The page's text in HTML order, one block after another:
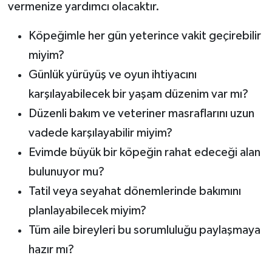
vermenize yardımcı olacaktır.
Köpeğimle her gün yeterince vakit geçirebilir
miyim?
Günlük yürüyüş ve oyun ihtiyacını
karşılayabilecek bir yaşam düzenim var mı?
Düzenli bakım ve veteriner masraflarını uzun
vadede karşılayabilir miyim?
Evimde büyük bir köpeğin rahat edeceği alan
bulunuyor mu?
Tatil veya seyahat dönemlerinde bakımını
planlayabilecek miyim?
Tüm aile bireyleri bu sorumluluğu paylaşmaya
hazır mı?